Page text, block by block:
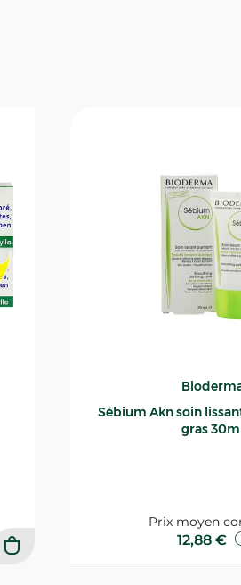
Sébium Akn soin lissant
gras
Prix moyen
12,88 €